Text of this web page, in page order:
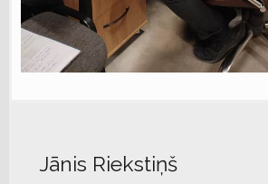
Jānis Riekstiņš